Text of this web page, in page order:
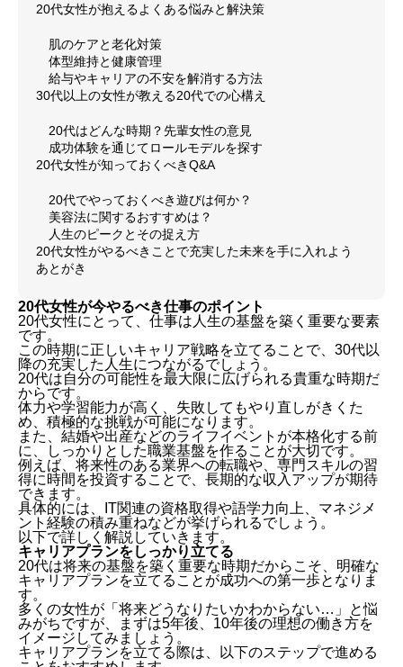
20代女性が抱えるよくある悩みと解決策
肌のケアと老化対策
体型維持と健康管理
給与やキャリアの不安を解消する方法
30代以上の女性が教える20代での心構え
20代はどんな時期？先輩女性の意見
成功体験を通じてロールモデルを探す
20代女性が知っておくべきQ&A
20代でやっておくべき遊びは何か？
美容法に関するおすすめは？
人生のピークとその捉え方
20代女性がやるべきことで充実した未来を手に入れよう
あとがき
20代女性が今やるべき仕事のポイント
20代女性にとって、仕事は人生の基盤を築く重要な要素
です。
この時期に正しいキャリア戦略を立てることで、30代以
降の充実した人生につながるでしょう。
20代は自分の可能性を最大限に広げられる貴重な時期だ
からです。
体力や学習能力が高く、失敗してもやり直しがきくた
め、積極的な挑戦が可能になります。
また、結婚や出産などのライフイベントが本格化する前
に、しっかりとした職業基盤を作ることが大切です。
例えば、将来性のある業界への転職や、専門スキルの習
得に時間を投資することで、長期的な収入アップが期待
できます。
具体的には、IT関連の資格取得や語学力向上、マネジメ
ント経験の積み重ねなどが挙げられるでしょう。
以下で詳しく解説していきます。
キャリアプランをしっかり立てる
20代は将来の基盤を築く重要な時期だからこそ、明確な
キャリアプランを立てることが成功への第一歩となりま
す。
多くの女性が「将来どうなりたいかわからない…」と悩
みがちですが、まずは5年後、10年後の理想の働き方を
イメージしてみましょう。
キャリアプランを立てる際は、以下のステップで進める